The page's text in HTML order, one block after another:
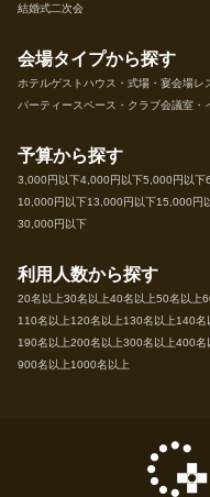
結婚式二次会
会場タイプから探す
ホテルゲストハウス・式場・宴会場レ
パーティースペース・クラブ会議室・
予算から探す
3,000円以下4,000円以下5,000円以下
10,000円以下13,000円以下15,000円
30,000円以下
利用人数から探す
20名以上30名以上40名以上50名以上
110名以上120名以上130名以上140名
190名以上200名以上300名以上400名
900名以上1000名以上